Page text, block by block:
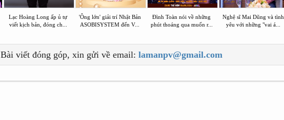
Lạc Hoàng Long ấp ủ tự
viết kịch bản, đóng ch...
'Ông lớn' giải trí Nhật Bản
ASOBISYSTEM đến V...
Đình Toàn nói về những
phút thoáng qua muốn r...
Nghệ sĩ Mai Dũng và tình
yêu với những "vai á...
Bài viết đóng góp, xin gửi về email: lamanpv@gmail.com